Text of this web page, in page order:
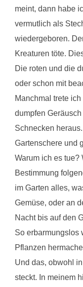
meint, dann habe
vermutlich als
wiedergeboren.
Kreaturen töte.
Die roten und die
oder schon mit
Manchmal trete
dumpfen
Schnecken
Gartenschere und
Warum ich es
Bestimmung
im Garten alles,
Gemüse, oder an
Nacht bis auf den
So erbarmungslos
Pflanzen
Und das, obwohl
steckt. In meinem